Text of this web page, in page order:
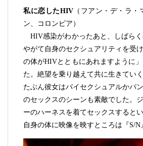
私に恋したHIV（フアン・デ・ラ・
ン、コロンビア）
HIV感染がわかったあと、しばらく
やがて自身のセクシュアリティを受
の体がHIVとともにあれますように
た。絶望を乗り越えて共に生きてい
たぶん彼女はバイセクシュアルかパ
のセックスのシーンも素敵でした。
ーのハーネスを着てセックスすると
自身の体に映像を映すところは『S/N